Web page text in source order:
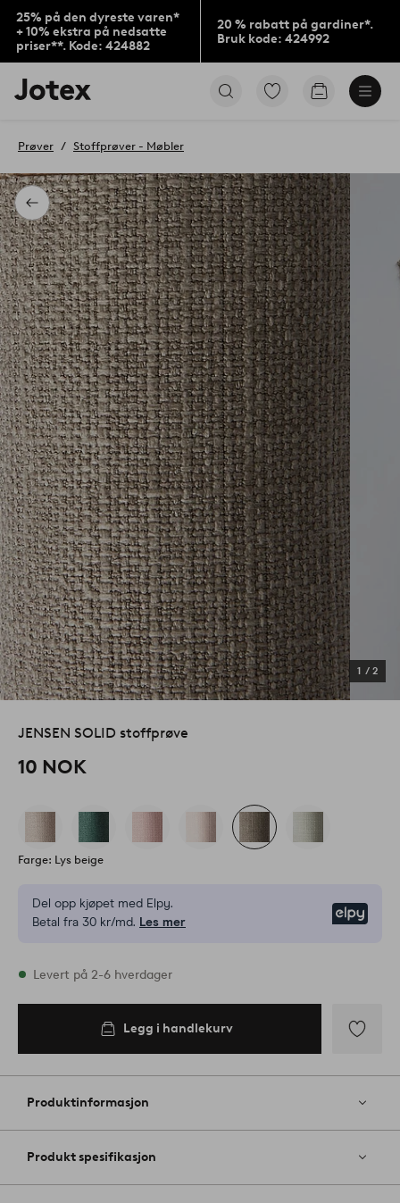
25% på den dyreste varen*
+ 10% ekstra på nedsatte
priser**. Kode: 424882
20 % rabatt på gardiner*.
Bruk kode: 424992
Jotex’
logo
til
Gå
Gå
Tilbake
Prøver Stoffprøver - Møbler
1 / 2
JENSEN SOLID stoffprøve
10 NOK
Farge: Lys beige
Del opp kjøpet med Elpy.
Betal fra 30 kr/md. Les mer
På lager
Levert på 2-6 hverdager
Legg i handlekurv
til
Produktinformasjon
Produkt spesifikasjon